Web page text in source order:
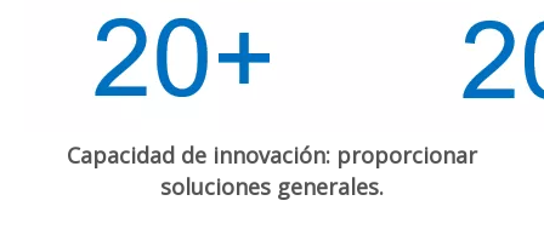
Capacidad de innovación: proporcionar
soluciones generales.